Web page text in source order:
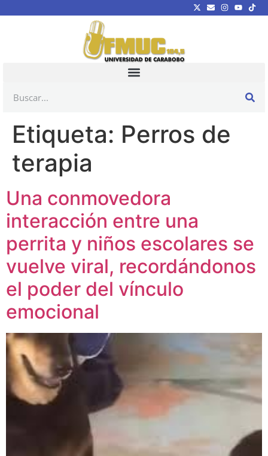
Etiqueta: Perros de
terapia
Una conmovedora
interacción entre una
perrita y niños escolares se
vuelve viral, recordándonos
el poder del vínculo
emocional